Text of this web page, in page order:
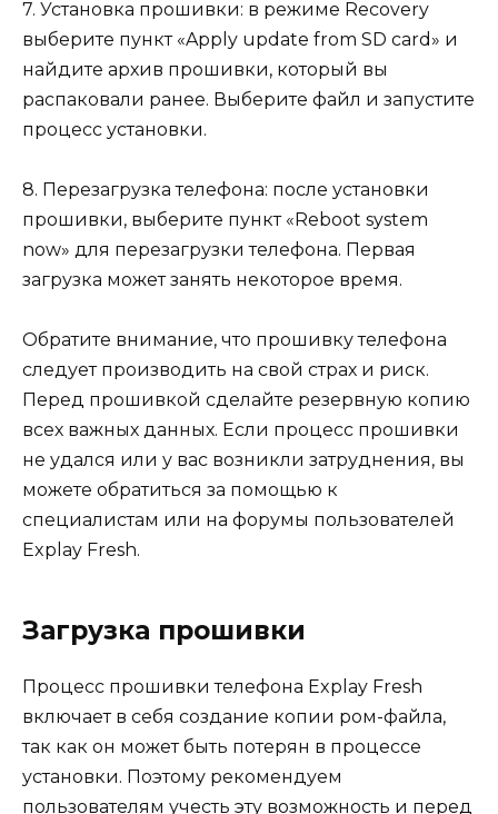
7. Установка прошивки: в режиме Recovery
выберите пункт «Apply update from SD card» и
найдите архив прошивки, который вы
распаковали ранее. Выберите файл и запустите
процесс установки.
8. Перезагрузка телефона: после установки
прошивки, выберите пункт «Reboot system
now» для перезагрузки телефона. Первая
загрузка может занять некоторое время.
Обратите внимание, что прошивку телефона
следует производить на свой страх и риск.
Перед прошивкой сделайте резервную копию
всех важных данных. Если процесс прошивки
не удался или у вас возникли затруднения, вы
можете обратиться за помощью к
специалистам или на форумы пользователей
Explay Fresh.
Загрузка прошивки
Процесс прошивки телефона Explay Fresh
включает в себя создание копии ром-файла,
так как он может быть потерян в процессе
установки. Поэтому рекомендуем
пользователям учесть эту возможность и перед